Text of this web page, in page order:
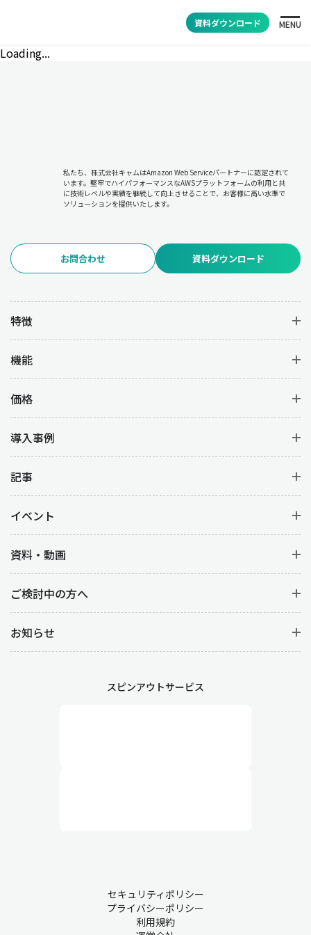
資料ダウンロード MENU
Loading...
私たち、株式会社キャムはAmazon Web Serviceパートナーに認定されて
います。堅牢でハイパフォーマンスなAWSプラットフォームの利用と共
に技術レベルや実績を継続して向上させることで、お客様に高い水準で
ソリューションを提供いたします。
お問合わせ 資料ダウンロード
特徴
機能
価格
導入事例
記事
イベント
資料・動画
ご検討中の方へ
お知らせ
スピンアウトサービス
セキュリティポリシー
プライバシーポリシー
利用規約